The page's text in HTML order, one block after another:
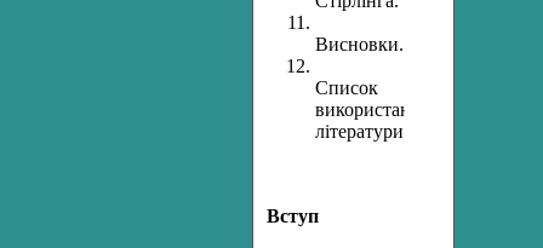
Висновки.
Список
використаної
літератури.
Вступ